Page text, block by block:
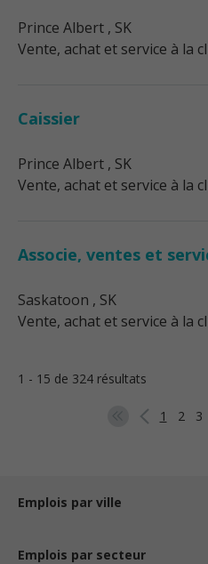
Prince Albert , SK
Vente, achat et service à la
Caissier
Prince Albert , SK
Vente, achat et service à la
Associe, ventes et
Saskatoon , SK
Vente, achat et service à la
1 - 15 de 324 résultats
1 2 3
Emplois par ville
Emplois par secteur